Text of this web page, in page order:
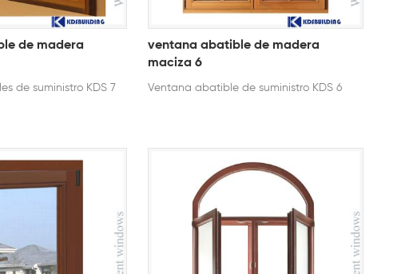
de madera
de suministro KDS 7
ventana abatible de madera
maciza 6
Ventana abatible de suministro KDS 6